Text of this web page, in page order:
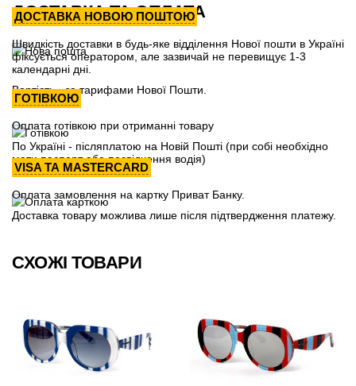
ДОСТАВКА ТА ОПЛАТА
ДОСТАВКА НОВОЮ ПОШТОЮ
Швидкість доставки в будь-яке відділення Нової пошти в Україні
фіксується оператором, але зазвичай не перевищує 1-3
календарні дні.
Вартість - за тарифами Нової Пошти.
ГОТІВКОЮ
Оплата готівкою при отриманні товару
По Україні - післяплатою на Новій Пошті (при собі необхідно
мати паспорт або посвідчення водія)
VISA ТА MASTERCARD
Оплата замовлення на картку Приват Банку.
Доставка товару можлива лише після підтвердження платежу.
СХОЖІ ТОВАРИ